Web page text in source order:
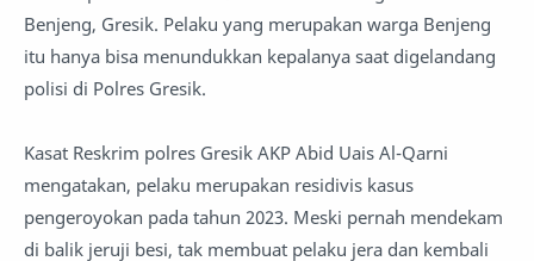
Benjeng, Gresik. Pelaku yang merupakan warga Benjeng
itu hanya bisa menundukkan kepalanya saat digelandang
polisi di Polres Gresik.
Kasat Reskrim polres Gresik AKP Abid Uais Al-Qarni
mengatakan, pelaku merupakan residivis kasus
pengeroyokan pada tahun 2023. Meski pernah mendekam
di balik jeruji besi, tak membuat pelaku jera dan kembali